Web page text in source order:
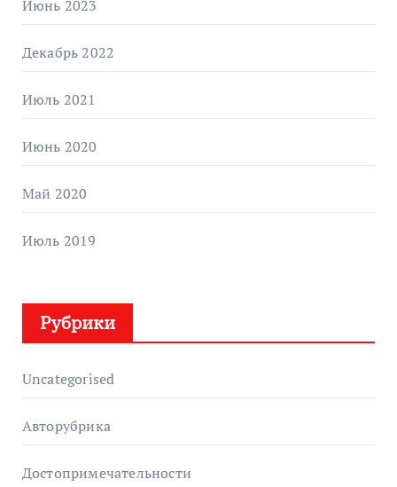
Июнь 2023
Декабрь 2022
Июль 2021
Июнь 2020
Май 2020
Июль 2019
Рубрики
Uncategorised
Авторубрика
Достопримечательности